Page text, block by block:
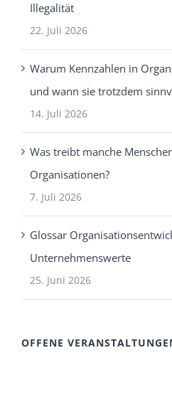
Illegalität
22. Juli 2026
Warum Kennzahlen in
und wann sie trotzdem
14. Juli 2026
Was treibt manche
Organisationen?
7. Juli 2026
Glossar
Unternehmenswerte
25. Juni 2026
OFFENE